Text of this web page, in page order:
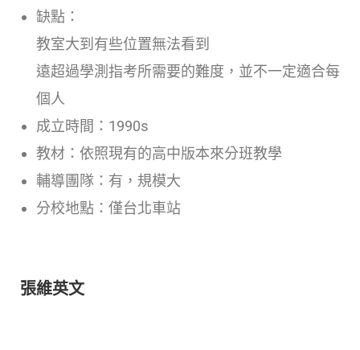
缺點：
教室大到有些位置無法看到
遠超過學測指考所需要的難度，並不一定適合每
個人
成立時間：1990s
教材：依照現有的高中版本來分班教學
輔導團隊：有，規模大
分校地點：僅台北車站
張維英文